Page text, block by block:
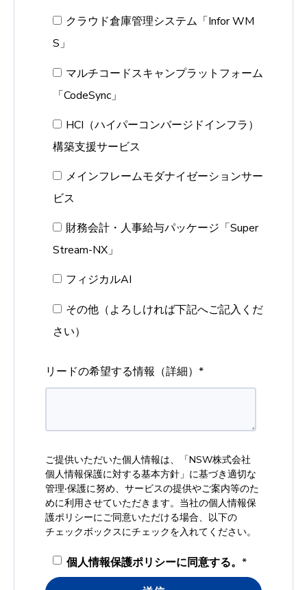
クラウド倉庫管理システム「Infor WM
S」
マルチコードスキャンプラットフォーム
「CodeSync」
HCI（ハイパーコンバージドインフラ）
構築支援サービス
メインフレームモダナイゼーションサー
ビス
財務会計・人事給与パッケージ「Super
Stream-NX」
フィジカルAI
その他（よろしければ下記へご記入くだ
さい）
リードの希望する情報（詳細） *
ご提供いただいた個人情報は、「NSW株式会社
個人情報保護に対する基本方針」に基づき適切な
管理‧保護に努め、サービスの提供やご案内等のた
めに利用させていただきます。当社の個人情報保
護ポリシーにご同意いただける場合、以下の
チェックボックスにチェックを入れてください。
個人情報保護ポリシーに同意する。*